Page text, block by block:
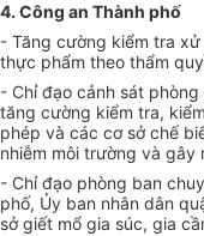
4. Công an Thành phố
- Tăng cường kiểm tra
thực phẩm theo thẩm
- Chỉ đạo cảnh sát
tăng cường kiểm tra,
phép và các cơ sở chế
nhiễm môi trường và gây
- Chỉđạo phòng ban
phố, Ủy ban nhân dân
sở giết mổ gia súc, gia